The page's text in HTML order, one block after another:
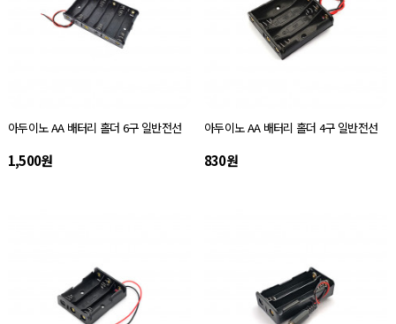
아두이노 AA 배터리 홀더 6구 일반전선
1,500원
아두이노 AA 배터리 홀더 4구 일반전선
830원